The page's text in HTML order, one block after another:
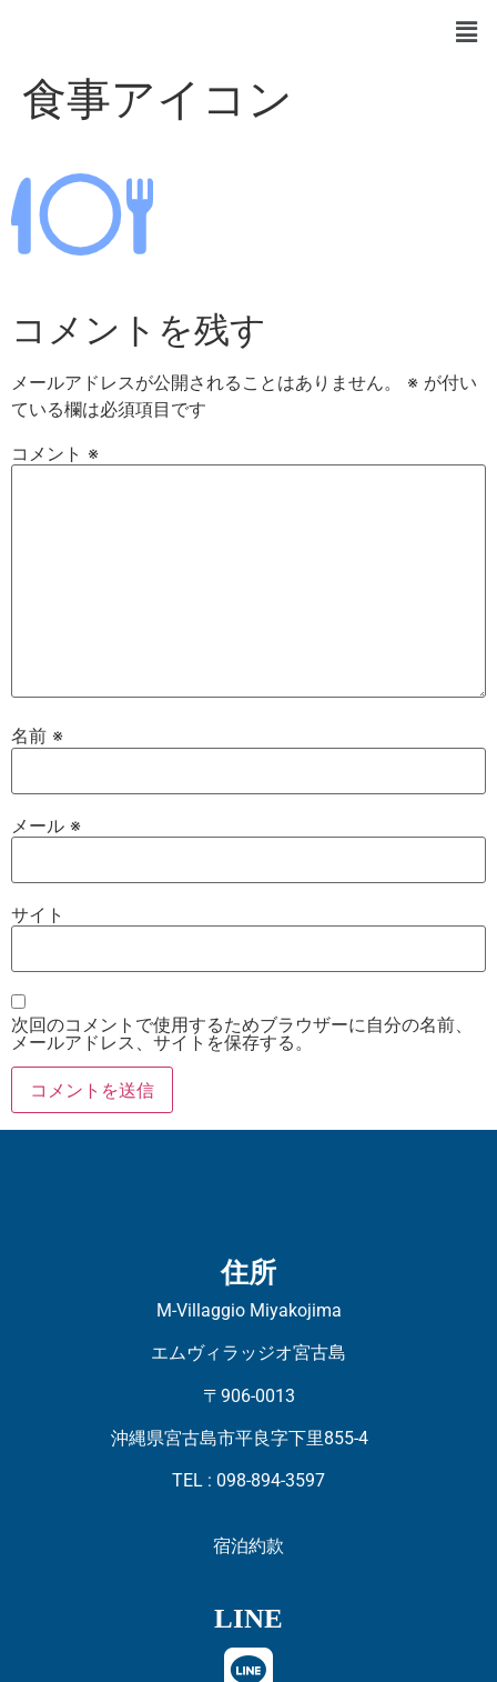
食事アイコン
コメントを残す
メールアドレスが公開されることはありません。 ※ が付い
ている欄は必須項目です
コメント ※
名前 ※
メール ※
サイト
次回のコメントで使用するためブラウザーに自分の名前、
メールアドレス、サイトを保存する。
住所
M-Villaggio Miyakojima
エムヴィラッジオ宮古島
〒906-0013
沖縄県宮古島市平良字下里855-4
TEL : 098-894-3597
宿泊約款
LINE